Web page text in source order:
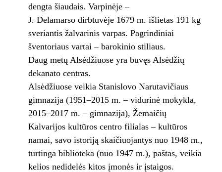
dengta šiaudais. Varpinėje –
J. Delamarso dirbtuvėje 1679 m. išlietas 191 kg
sveriantis žalvarinis varpas. Pagrindiniai
šventoriaus vartai – barokinio stiliaus.
Daug metų Alsėdžiuose yra buvęs Alsėdžių
dekanato centras.
Alsėdžiuose veikia Stanislovo Narutavičiaus
gimnazija (1951–2015 m. – vidurinė mokykla,
2015–2017 m. – gimnazija), Žemaičių
Kalvarijos kultūros centro filialas – kultūros
namai, savo istoriją skaičiuojantys nuo 1948 m.,
turtinga biblioteka (nuo 1947 m.), paštas, veikia
kelios nedidelės kitos įmonės ir įstaigos.